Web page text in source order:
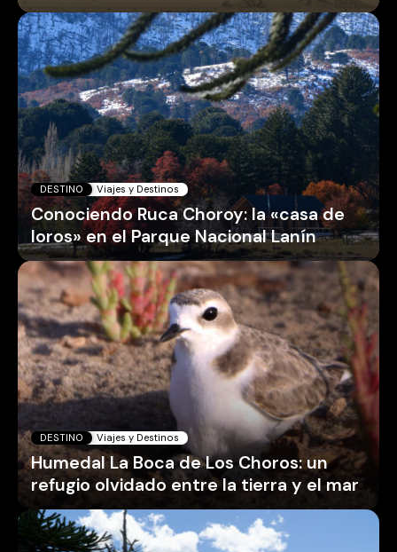
DESTINO Viajes y Destinos
Conociendo Ruca Choroy: la «casa de
loros» en el Parque Nacional Lanín
DESTINO Viajes y Destinos
Humedal La Boca de Los Choros: un
refugio olvidado entre la tierra y el mar